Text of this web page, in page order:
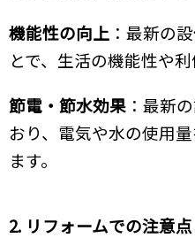
機能性の向上 ：最新の
とで、生活の機能性や利
節電・節水効果 ：最新
おり、電気や水の使用
ます。
2. リフォームでの注意点